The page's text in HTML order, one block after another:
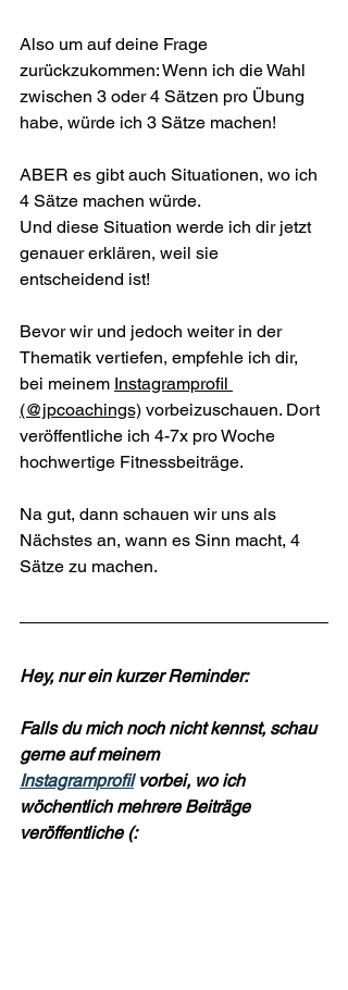
Also um auf deine Frage
zurückzukommen: Wenn ich die Wahl
zwischen 3 oder 4 Sätzen pro Übung
habe, würde ich 3 Sätze machen!
ABER es gibt auch Situationen, wo ich
4 Sätze machen würde.
Und diese Situation werde ich dir jetzt
genauer erklären, weil sie
entscheidend ist!
Bevor wir und jedoch weiter in der
Thematik vertiefen, empfehle ich dir,
bei meinem Instagramprofil
(@jpcoachings) vorbeizuschauen. Dort
veröffentliche ich 4-7x pro Woche
hochwertige Fitnessbeiträge.
Na gut, dann schauen wir uns als
Nächstes an, wann es Sinn macht, 4
Sätze zu machen.
Hey, nur ein kurzer Reminder:
Falls du mich noch nicht kennst, schau
gerne auf meinem
Instagramprofil vorbei, wo ich
wöchentlich mehrere Beiträge
veröffentliche (: